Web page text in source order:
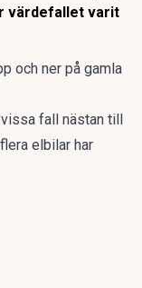
värdefallet varit
och ner på gamla
fall nästan till
elbilar har